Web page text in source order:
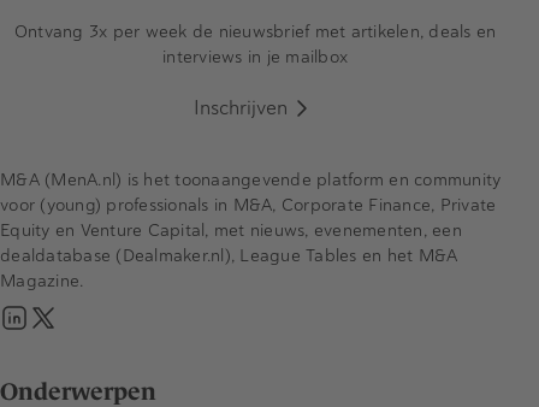
Ontvang 3x per week de nieuwsbrief met artikelen, deals en
interviews in je mailbox
Inschrijven
Onderwerpen
M&A (MenA.nl) is het toonaangevende platform en community
voor (young) professionals in M&A, Corporate Finance, Private
Equity en Venture Capital, met nieuws, evenementen, een
dealdatabase (Dealmaker.nl), League Tables en het M&A
Magazine.